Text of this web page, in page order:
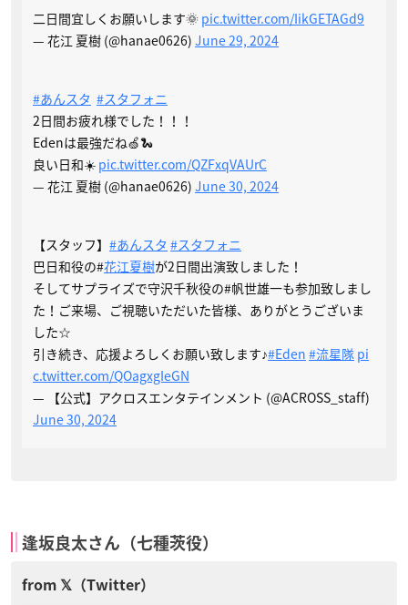
二日間宜しくお願いします🌞 pic.twitter.com/IikGETAGd9
— 花江 夏樹 (@hanae0626) June 29, 2024
#あんスタ #スタフォニ
2日間お疲れ様でした！！！
Edenは最強だね🍏🐍
良い日和☀️ pic.twitter.com/QZFxqVAUrC
— 花江 夏樹 (@hanae0626) June 30, 2024
【スタッフ】 #あんスタ #スタフォニ
巴日和役の#花江夏樹が2日間出演致しました！
そしてサプライズで守沢千秋役の#帆世雄一も参加致しまし
た！ご来場、ご視聴いただいた皆様、ありがとうございま
した☆
引き続き、応援よろしくお願い致します♪#Eden #流星隊 pi
c.twitter.com/QOagxgIeGN
— 【公式】アクロスエンタテインメント (@ACROSS_staff)
June 30, 2024
逢坂良太さん（七種茨役）